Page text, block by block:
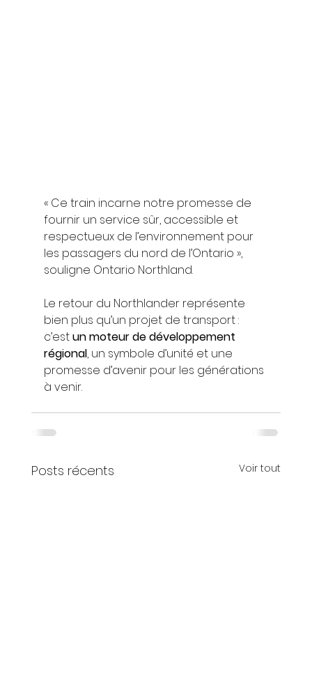
« Ce train incarne notre promesse de
fournir un service sûr, accessible et
respectueux de l’environnement pour
les passagers du nord de l’Ontario »,
souligne Ontario Northland.
Le retour du Northlander représente
bien plus qu’un projet de transport :
c’est un moteur de développement
régional, un symbole d’unité et une
promesse d’avenir pour les générations
à venir.
Posts récents Voir tout